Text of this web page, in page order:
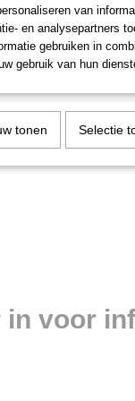
voor
van
en analysepartners
gebruiken in
gebruik van hun
tonen Selectie